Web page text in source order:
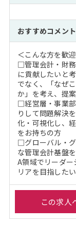
おすすめコメント
＜こんな方を歓
□管理会計・財
に貢献したいと
でなく、「なぜ
か」を考え、提
□経営層・事業
りして問題解決
化・可視化し、
をお持ちの方
□グローバル・
な管理会計基盤
A領域でリーダー
リアを目指した
この求人